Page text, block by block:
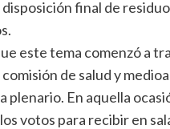
final de
este tema comenzó a
comisión de salud y
plenario. En aquella
votos para recibir en